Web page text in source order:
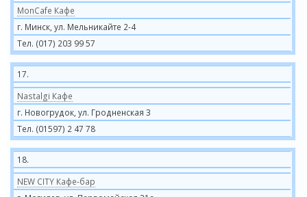
MonCafe Кафе
г. Минск, ул. Мельникайте 2-4
Тел. (017) 203 99 57
17.
Nastalgi Кафе
г. Новогрудок, ул. Гродненская 3
Тел. (01597) 2 47 78
18.
NEW CITY Кафе-бар